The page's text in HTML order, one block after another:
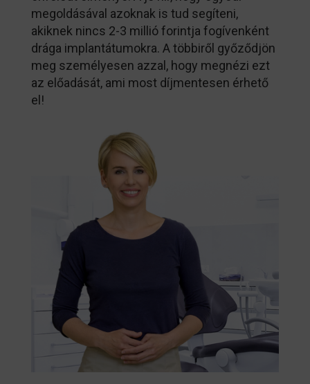
megoldásával azoknak is tud segíteni,
akiknek nincs 2-3 millió forintja fogívenként
drága implantátumokra. A többiről győződjön
meg személyesen azzal, hogy megnézi ezt
az előadását, ami most díjmentesen érhető
el!